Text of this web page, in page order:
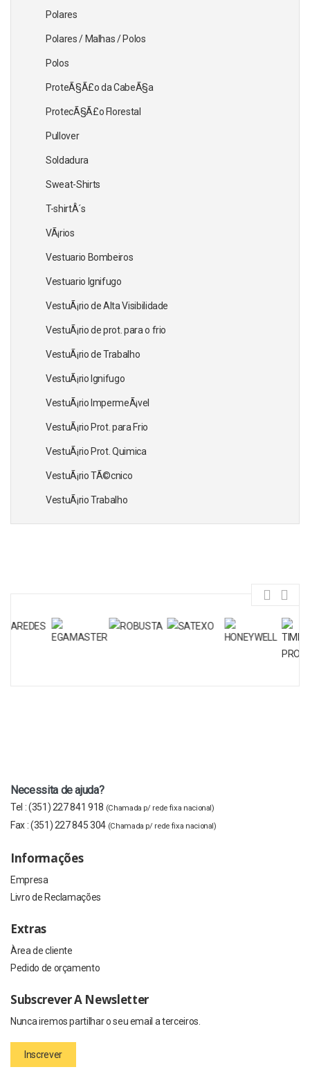
Polares
Polares / Malhas / Polos
Polos
ProteÃ§Ã£o da CabeÃ§a
ProtecÃ§Ã£o Florestal
Pullover
Soldadura
Sweat-Shirts
T-shirtÂ´s
VÃ¡rios
Vestuario Bombeiros
Vestuario Ignifugo
VestuÃ¡rio de Alta Visibilidade
VestuÃ¡rio de prot. para o frio
VestuÃ¡rio de Trabalho
VestuÃ¡rio Ignifugo
VestuÃ¡rio ImpermeÃ¡vel
VestuÃ¡rio Prot. para Frio
VestuÃ¡rio Prot. Quimica
VestuÃ¡rio TÃ©cnico
VestuÃ¡rio Trabalho
Necessita de ajuda?
Tel :(351) 227 841 918 (Chamada p/ rede fixa nacional)
Fax :(351) 227 845 304 (Chamada p/ rede fixa nacional)
Informações
Empresa
Livro de Reclamações
Extras
Àrea de cliente
Pedido de orçamento
Subscrever A Newsletter
Nunca iremos partilhar o seu email a terceiros.
Inscrever